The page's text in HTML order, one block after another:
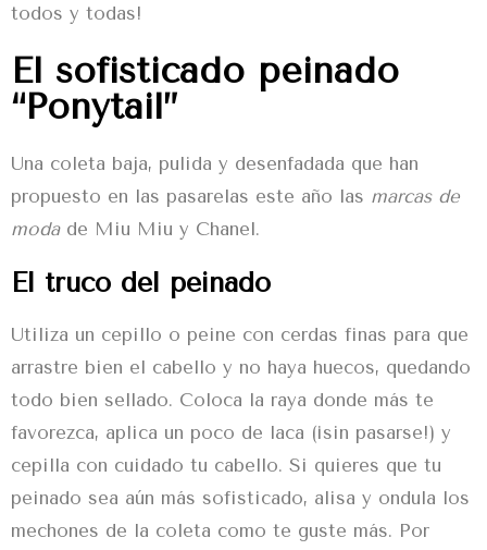
todos y todas!
El sofisticado peinado
“Ponytail”
Una coleta baja, pulida y desenfadada que han
propuesto en las pasarelas este año las marcas de
moda de Miu Miu y Chanel.
El truco del peinado
Utiliza un cepillo o peine con cerdas finas para que
arrastre bien el cabello y no haya huecos, quedando
todo bien sellado. Coloca la raya donde más te
favorezca, aplica un poco de laca (¡sin pasarse!) y
cepilla con cuidado tu cabello. Si quieres que tu
peinado sea aún más sofisticado, alisa y ondula los
mechones de la coleta como te guste más. Por